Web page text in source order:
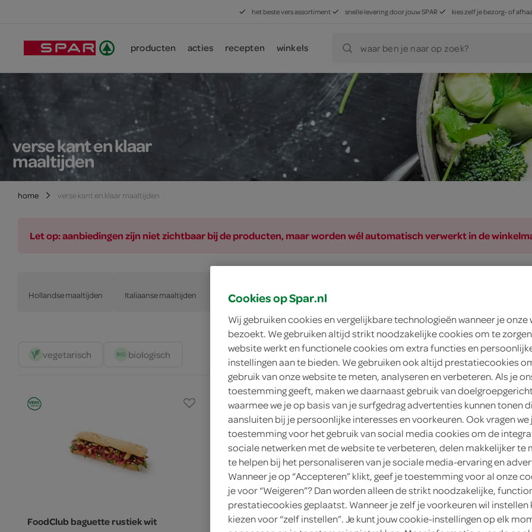
het beste vers assortiment snelle levering door jouw SPAR kies zelf je bezorg- of
producten acties recepten winkels waar ben je naar op zoek?
verse kant en klaar
maaltijden
home verse kant en klaar maaltijden
Let op: aanbiedingen zijn niet zichtbaar bij de producten, maar worden wél automatisch verwerkt in de
Hollandse maaltijden Italiaanse maaltijden maaltijdsalades Oosterse maaltijden
vegetarisch biologisch
FoodClub baguette rustiek wit
FoodClub salade caesar FoodClub salade carpaccio
Cookies op Spar.nl
Wij gebruiken cookies en vergelijkbare technologieën wanneer je onze
bezoekt. We gebruiken altijd strikt noodzakelijke cookies om te
website werkt en functionele cookies om extra functies en
instellingen aan te bieden. We gebruiken ook altijd prestatiecookies
gebruik van onze website te meten, analyseren en verbeteren. Als je
toestemming geeft, maken we daarnaast gebruik van
waarmee we je op basis van je surfgedrag advertenties kunnen tonen
aansluiten bij je persoonlijke interesses en voorkeuren. Ook vragen we
toestemming voor het gebruik van social media cookies om de
sociale netwerken met de website te verbeteren, delen makkelijker te
te helpen bij het personaliseren van je sociale media-ervaring en
Wanneer je op “Accepteren” klikt, geef je toestemming voor al onze
je voor “Weigeren”? Dan worden alleen de strikt noodzakelijke,
prestatiecookies geplaatst. Wanneer je zelf je voorkeuren wil instellen
kiezen voor “zelf instellen”. Je kunt jouw cookie-instellingen op elk